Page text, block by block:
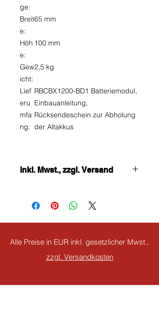
ge:
Breit
e:
65 mm
Höh
e:
100 mm
Gew
icht:
2,5 kg
Lief
eru
mfa
ng:
RBCBX1200-BD1 Batteriemodul,
Einbauanleitung,
Rücksendeschein zur Abholung
der Altakkus
inkl. Mwst., zzgl. Versand
Alle Preise in EUR inkl. gesetzlicher Mwst.,
zzgl. Versandkosten